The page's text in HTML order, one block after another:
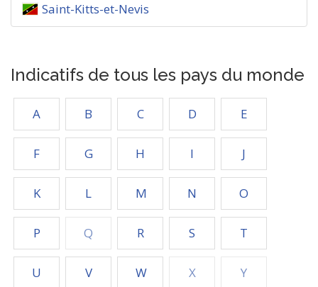
Saint-Kitts-et-Nevis
Indicatifs de tous les pays du monde
A B C D E
F G H I J
K L M N O
P Q R S T
U V W X Y